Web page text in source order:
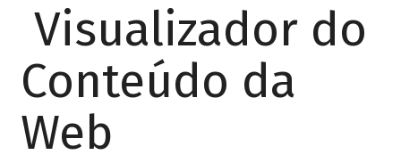
Visualizador do
Conteúdo da
Web